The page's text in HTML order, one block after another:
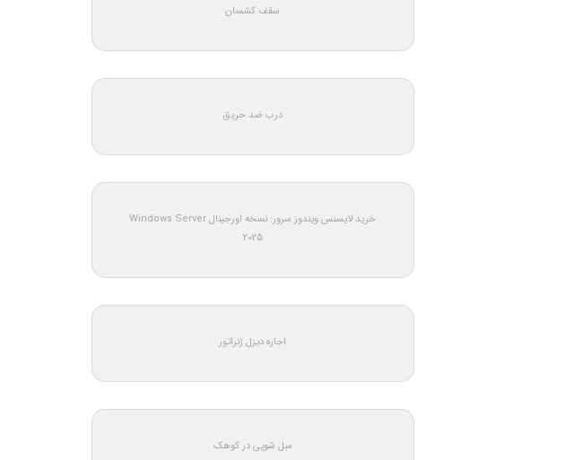
سقف کشسان
درب ضد حریق
خرید لایسنس ویندوز سرور: نسخه اورجینال Windows Server
2025
اجاره دیزل ژنراتور
مبل شویی در کوهک